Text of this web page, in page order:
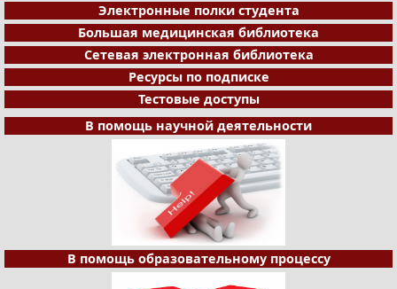
Электронные полки студента
Большая медицинская библиотека
Сетевая электронная библиотека
Ресурсы по подписке
Тестовые доступы
В помощь научной деятельности
В помощь образовательному процессу